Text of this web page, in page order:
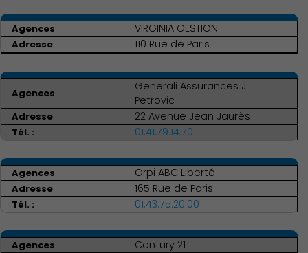
Culture
VIRGINIA GESTION
110 Rue de Paris
Generali Assurances J.
Petrovic
22 Avenue Jean Jaurès
01.41.79.14.70
Orpi ABC Liberté
165 Rue de Paris
01.43.75.20.00
Century 21